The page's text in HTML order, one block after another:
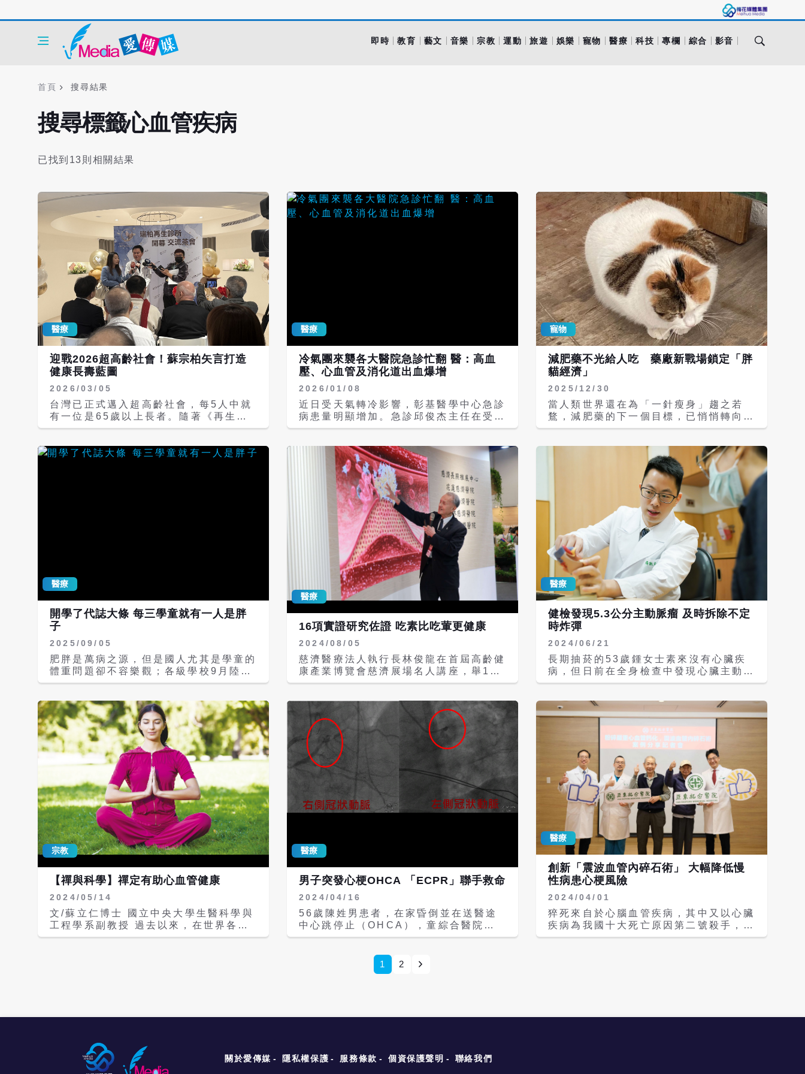
即時 教育 藝文 音樂 宗教 運動 旅遊 娛樂 寵物 醫療 科技 專欄 綜合 影音
首頁 搜尋結果
搜尋標籤心血管疾病
已找到13則相關結果
醫療
迎戰2026超高齡社會！蘇宗柏矢言打造
健康長壽藍圖
2026/03/05
台灣已正式邁入超高齡社會，每5人中就
有一位是65歲以上長者。隨著《再生醫
療雙法》全面施行，大眾對於健康的追求
「機能優化」。看準預防醫學商機，致力
中心的成立，正是為了回應現代人「未病
要延續生命的長度，更要透過科學數據，
優化生命的厚度！在再生醫療技術普及的
今天，健康長壽不應是少數人的奢侈品，
而是每個人都能掌握的生活標配。」 蘇
宗柏說，現代人長期處於高壓、睡眠不足
的亞健康狀態，往往是心腦血管疾病的溫
床。瑞柏再生醫學中心特別引進高階自律
即可透過無痛感測，精準解碼個人壓力指
數與血管年齡。透過數據化的即時報告，
專業醫師團隊能協助患者在疾病發生前及
早介入。 另針對高壓族群最關注的器官
衰退問題，瑞柏再生醫學中心首次公開其
「心、腦、血」黃金養護方案，其中包括
針對代謝不佳族群、被譽為心血管「深層
馬拉松」的EECP心臟體外反搏設備；以
及針對腦力疲勞及失眠、利用磁刺激技術
活化神經元的rTMS腦神經調節療程。此
外，ILIB半導體靜脈雷射則以低能量雷
射淨化血液，猶如為細胞「日光浴」，全
面提升細胞含氧量並調節免疫。 蘇宗柏
說，適逢《再生醫療雙法》元年，中心更
引進備受國際矚目的外泌體技術。外泌體
是細胞間的奈米級傳訊使者，能從源頭優
化肌底微環境。瑞柏再生醫學中心將先進
的細胞保養概念融入日常療程，開啟再生
醫學在預防性抗老應用上的新紀元。
醫療
冷氣團來襲各大醫院急診忙翻 醫：高血
壓、心血管及消化道出血爆增
2026/01/08
近日受天氣轉冷影響，彰基醫學中心急診
病患量明顯增加。急診邱俊杰主任在受訪
時表示，自元月6日至8日，因天冷因
上升趨勢。 邱俊杰主任指出，急診量增
加的病患主要集中在以下幾類：高血壓族
群及其併發症患者，這是最主要的族群，
包括單純的高血壓患者，以及因高血壓疾
病所引發的併發症，例如頭暈、心血管疾
病和中風等。另外消化道出血患者，這一
類病患亦有明顯的增加。 心血管疾病年
長患者，早上起床時，若突然起身，容易
誘發心血管疾病發作。邱俊杰主任強調，
民眾在天冷時，特別應注意以下健康控制
與生活習慣，血壓監測為首要，需注意的
就是血壓的控制與量測。 警惕不當飲食
習慣，冬天因天氣寒冷，許多人可能為了
高刺激性的食物。這類飲食不僅會造成消
化道的不適，也會導致血壓的偏高，是冬
季控制血壓的重要面向。 長者「慢起」
原則，針對年長且有心血管疾病的患者，
早上起床時需要學習慢慢地起來。建議可
以在床上賴床15到20分鐘，然後再慢慢
發心血管疾病發作。 邱俊杰主任說，雖
然這段期間病人很多，急診經常處於滿床
狀態，但醫院方面會積極且精準地調配床
位，目的是讓病人可以快速地住院，減少
塞床的機會。 如果出現頭暈的症狀，或
者是出現呼吸困難、胸口不適的症狀，建
議要儘早就醫，以免發生嚴重併發症，造
成不良後果。邱主任總結，在寒冷天氣
中，民眾應做好自我健康管理。若遇到上
述症狀，應迅速就醫，切勿拖延，確保身
臟血管是一個很大的考驗。因為低溫會讓
血管收縮，使血壓上升，增加心肌梗塞和
中風的風險。因此，有心臟病、高血壓的
朋友一定要特別注意，在寒冷時注意保
暖，出門時帽子、圍巾一定要記得戴著。
最重要的是，一定要定期測量血壓、心
跳，且藥物一定要定期服用，才能保護自
己的心血管健康。如果出現任何胸悶、胸
北慈冠狀動脈重建搶救心肌
寵物
減肥藥不光給人吃 藥廠新戰場鎖定「胖
貓經濟」
2025/12/30
當人類世界還在為「一針瘦身」趨之若
鶩，減肥藥的下一個目標，已悄悄轉向家
中那隻越來越圓的貓。 近年GLP-1類減
體重管理，市值與話題熱度同步飆升。如
今，這股「瘦身科技」風潮，正跨越物種
界線，開始進軍寵物醫療市場。大陸華東
醫藥近日宣布，其研發的貓用減肥新藥
「普瑞泊肽注射液」已獲大陸農業農村部
受理上市註冊，主打「成年肥胖貓體重管
理」，也被視為國內首個正式叩關市場的
貓用減肥藥。 這款新藥的設計概念，與
人用爆款減肥藥「替爾泊肽」相近，同樣
採用GLP-1與GIP雙靶點作用機制，但
研發團隊強調，藥物是「為貓量身打
造」，考量其代謝特性與食慾調控模式，
而非人藥簡單縮小劑量。 從試驗數據來
看，效果相當「吸睛」。根據華東醫藥公
布的臨床三期試驗，在連續給藥6周後，
受試肥胖貓平均體重下降約9%，超過七
成個體減重幅度達5%以上，且未出現嚴
重不良反應。這樣的結果，也讓「貓咪瘦
身針」迅速成為寵物圈與投資圈的共同話
題。 事實上，藥廠之所以盯上貓貓，背
大陸寵物數量近年快速成長，2024年城
鎮寵物貓數量已超過7100萬隻。《中國
寵物行業白皮書》指出，國內寵物貓肥胖
率高達28%，幾乎每三隻就有一隻「體
重超標」。獸醫指出，肥胖不僅影響活動
力，還顯著提高糖尿病、關節退化與心血
管疾病風險，已成為寵物慢性病的重要誘
因。 然而，現實中的「幫貓減肥」並不
容易。飲食控制需要飼主高度配合，零食
文化與「看牠可愛就餵」的習慣難以戒
除；年長或行動不便的貓咪，也很難透過
運動消耗熱量。正因如此，藥物介入被視
為一條「看起來很誘人」的新路徑。 不
只大陸華東醫藥，國際藥企也開始重新盤
點這塊市場。2025年底，大陸復星醫藥
公告，將旗下口服GLP-1小分子藥物的
全球開發與商業化權利授予輝瑞，授權範
圍罕見涵蓋「人類與動物所有適應症」，
市場解讀，這象徵跨國藥廠已將寵物肥胖
正式納入長期布局。 在美國，生技新創
醫對「讓貓打減肥針」仍心存疑慮，認為
醫療
開學了代誌大條 每三學童就有一人是胖
子
2025/09/05
肥胖是萬病之源，但是國人尤其是學童的
體重問題卻不容樂觀；各級學校9月陸續
開學，彰化基督教醫院（以下簡稱彰基）
舉辦「兒童青少年健康體位營養DIY」活
動，近40位學童及25位家長參與。現場
透過動畫認識食物五大類、有獎徵答增添
趣味，並親手製作新鮮水果加含益生菌無
糖優格與燕麥餅的優格杯，將正確飲食觀
念帶回家。 營養部主任陳美櫻指出，依
衛福部國健署調查，712歲、1315歲、
1618歲兒少過重與肥胖率分別為
26.7%、30.6%、28.9%，平均每三人
就有一人過重或肥胖。兒童肥胖不僅提高
糖尿病、心血管疾病等慢性病風險，亦影
響骨骼、呼吸、內分泌及社交功能。她強
調：「開學不只要收心，也要收飲食。」
日三餐與課後點心開始，並致贈玻璃優格
杯，鼓勵學童返家練習健康點心搭配。
高梅芳營養師提醒家長，體位管理可從三
面向著手： 1.健康飲食：多蔬果、全
穀、豆類，減少精緻澱粉與含糖飲品。
2.規律活動：建立每日身體活動與固定運
症 拇趾外翻痛又難看 拖太久竟致足趾
腫瘤阻塞腸道 食道癌第四期逆轉勝非首
例 醫師揭密多科治療是關鍵 四個月大女
嬰心臟衰竭 醫師巧手動脈導管手術救命
醫療
16項實證研究佐證 吃素比吃葷更健康
2024/08/05
慈濟醫療法人執行長林俊龍在首屆高齡健
康產業博覽會慈濟展場名人講座，舉16
項醫學實證研究結果表示：養生就是做身
與吃乾淨的食物，可以降低十項疾病風
險，顯示素食者比葷食者更健康！ 台灣
素食營養學會榮譽理事長林俊龍也是心臟
內科名醫，他表示，四十多年前心臟血管
疾病與冠狀動脈疾病的臨床治療方式只有
吃藥跟開刀兩種方式，但是只要從飲食著
手，就能避免心血管疾病。林俊龍指出，
通常醫學界會把高血壓、糖尿病、高膽固
醇、肥胖與抽菸視為健康的危險因子，而
2001年的「蛋奶素食者與葷食者的血管
食各十位男女的血管擴張功能，結論為：
久內皮細胞功能越好。 從里程碑研究開
始，林俊龍透過不同疾病別的研究也發
現：台灣的素食飲食，可保護人們降低糖
尿病及空腹血糖異常的罹病率。對台灣
人，持續素食及由葷轉素食，都可以有效
預防(非因BMI過高、肥胖導致的)糖尿
類，及用全穀類食物代替精製碳水化合
物，可能與BMI造成的非酒精性脂肪肝病
險。台灣的素食飲食與痛風風險降低有
食者，然後是非素食者。 林俊龍執行長
表示，中風是全世界最常見的死亡和殘疾
醫療
健檢發現5.3公分主動脈瘤 及時拆除不定
時炸彈
2024/06/21
長期抽菸的53歲鍾女士素來沒有心臟疾
病，但日前在全身檢查中發現心臟主動脈
根部居然有顆大達5.3公分的主動脈瘤，
文醫師的診間。進一步檢查後，發現鍾女
士除了有主動脈瘤外，還伴隨主動脈瓣逆
流的問題，於是楊凱文醫師替她施行主動
脈根部瓣膜保留置換術，免除主動脈瘤不
定時破裂的死亡風險外，未來鍾女士也不
用煩惱心臟因長時間逆流而衰竭的可能。
主動脈是人體重要的大血管，心臟有三片
主動脈瓣，正常的情況下，心臟收縮時瓣
膜會打開，將血液輸送到全身，舒張時血
液回流，但因為瓣膜關閉，所以血液不會
逆流回心臟。若是主動脈瓣膜在心臟舒張
時未關閉，血液灌回心臟，長久下來就會
增加心臟壓力及負擔，進而導致心臟日益
漲大、衰竭。 楊凱文醫師說明：「根部
的主動脈瘤因為鄰近主動脈瓣，當主動脈
根部擴大的時候，原本緊密貼合的瓣膜葉
片因為形狀改變，無法緊密貼合，就會導
致逆流。過去的研究報告指出大約50至
80％的主動脈根部瘤患者會有某種程度
的主動脈瓣逆流。」產生主動脈瘤的原因
群及其他遺傳性主動脈病變，或者本身就
宗教
【禪與科學】禪定有助心血管健康
2024/05/14
文/蘇立仁博士 國立中央大學生醫科學與
工程學系副教授 過去以來，在世界各國
的流行病學統計上，心血管疾病一向是全
為出血性中風與阻塞性中風，前者是一般
俗稱的腦溢血，因為撞擊或外傷而造成血
管破裂，腦壓增加，以致細胞壞死。後者
醫療
男子突發心梗OHCA 「ECPR」聯手救命
2024/04/16
56歲陳姓男患者，在家昏倒並在送醫途
中心跳停止（OHCA），童綜合醫院急
診室收到通報後，提前通知葉克膜團隊到
後，除施以心肺復甦術（CPR）外，也
即刻在急診室裝設葉克膜（ECMO），
CPR搶救外，也通報童綜合醫院急診
醫療
創新「震波血管內碎石術」 大幅降低慢
性病患心梗風險
2024/04/01
猝死來自於心腦血管疾病，其中又以心臟
疾病為我國十大死亡原因第二號殺手，近
年來明顯出現年輕化趨勢，顯然已成為不
1 2
關於愛傳媒 隱私權保護 服務條款 個資保護聲明 聯絡我們